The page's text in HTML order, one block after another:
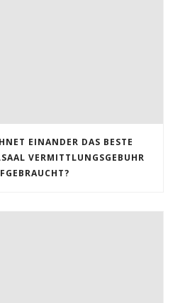
EINANDER DAS BESTE
VERMITTLUNGSGEBUHR